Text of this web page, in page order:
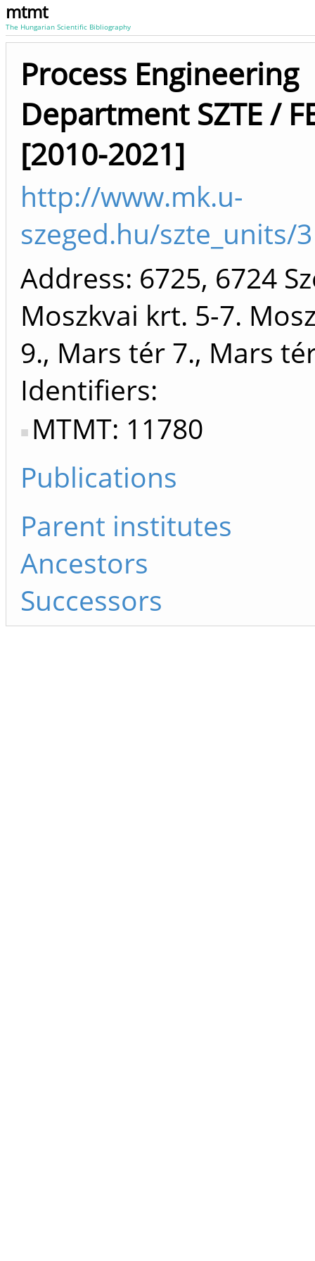
mtmt
The Hungarian Scientific Bibliography
Process Engineering
Department SZTE /
[2010-2021]
http://www.mk.u-
szeged.hu/szte_units/3
Address: 6725, 6724
Moszkvai krt. 5-7.
9., Mars tér 7., Mars
Identifiers
MTMT: 11780
Publications
Parent institutes
Ancestors
Successors